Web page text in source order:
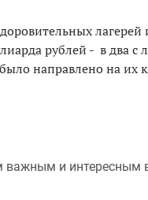
рублей - в два с
направлено на их
важным и интересным